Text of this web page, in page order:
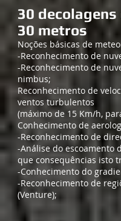
30
30 metros
​Noções básicas de
-Reconhecimento de
-Reconhecimento de
nimbus;
Reconhecimento de
ventos turbulentos
(máximo de 15 Km/h,
Conhecimento de
-Reconhecimento de
-Análise do escoamento
que consequências isto
-Conhecimento do
-Reconhecimento de
(Venture);